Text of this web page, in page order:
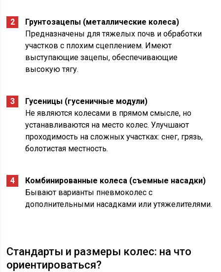
Грунтозацепы (металлические колеса)
Предназначены для тяжелых почв и обработки
участков с плохим сцеплением. Имеют
выступающие зацепы, обеспечивающие
высокую тягу.
Гусеницы (гусеничные модули)
Не являются колесами в прямом смысле, но
устанавливаются на место колес. Улучшают
проходимость на сложных участках: снег, грязь,
болотистая местность.
Комбинированные колеса (съемные насадки)
Бывают варианты пневмоколес с
дополнительными насадками или утяжелителями.
Стандарты и размеры колес: на что
ориентироваться?